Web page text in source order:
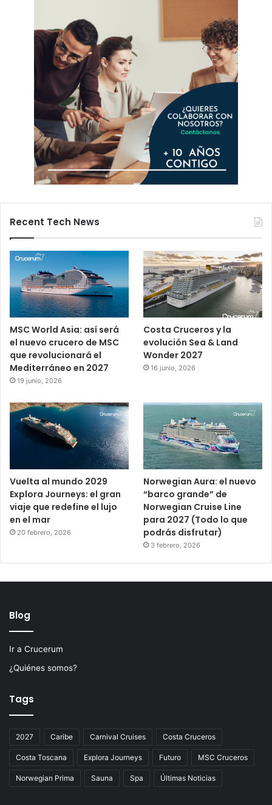
Recent Tech News
MSC World Asia: así será
el nuevo crucero de MSC
que revolucionará el
Mediterráneo en 2027
19 junio, 2026
Costa Cruceros y la
evolución Sea & Land
Wonder 2027
16 junio, 2026
Vuelta al mundo 2029
Explora Journeys: el gran
viaje que redefine el lujo
en el mar
20 febrero, 2026
Norwegian Aura: el nuevo
“barco grande” de
Norwegian Cruise Line
para 2027 (Todo lo que
podrás disfrutar)
3 febrero, 2026
Blog
Ir a Crucerum
¿Quiénes somos?
Tags
2027 Caribe Carnival Cruises Costa Cruceros
Costa Toscana Explora Journeys Futuro MSC Cruceros
Norwegian Prima Sauna Spa Últimas Noticias